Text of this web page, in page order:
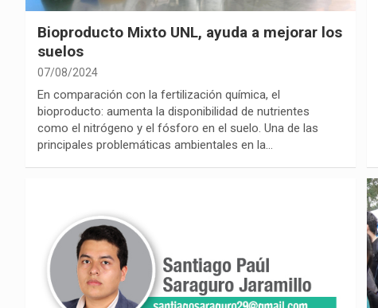
Bioproducto Mixto UNL, ayuda a mejorar los
suelos
07/08/2024
En comparación con la fertilización química, el
bioproducto: aumenta la disponibilidad de nutrientes
como el nitrógeno y el fósforo en el suelo. Una de las
principales problemáticas ambientales en la…